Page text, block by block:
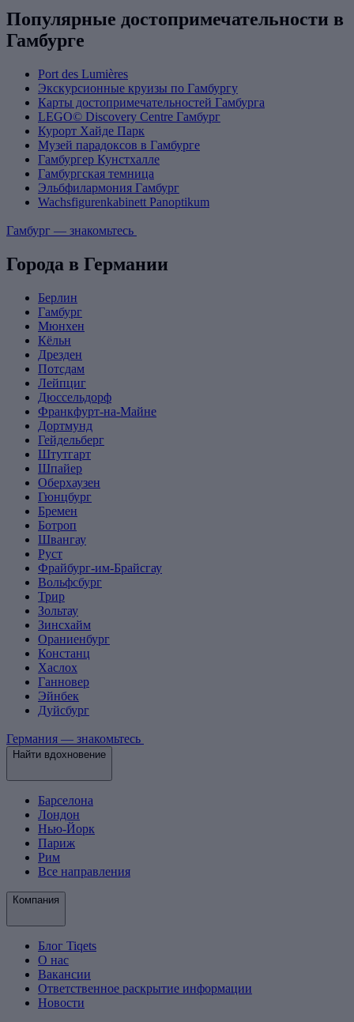
Популярные достопримечательности в
Гамбурге
Port des Lumières
Экскурсионные круизы по Гамбургу
Карты достопримечательностей Гамбурга
LEGO© Discovery Centre Гамбург
Курорт Хайде Парк
Музей парадоксов в Гамбурге
Гамбургер Кунстхалле
Гамбургская темница
Эльбфилармония Гамбург
Wachsfigurenkabinett Panoptikum
Гамбург — знакомьтесь
Города в Германии
Берлин
Гамбург
Мюнхен
Кёльн
Дрезден
Потсдам
Лейпциг
Дюссельдорф
Франкфурт-на-Майне
Дортмунд
Гейдельберг
Штутгарт
Шпайер
Оберхаузен
Гюнцбург
Бремен
Ботроп
Швангау
Руст
Фрайбург-им-Брайсгау
Вольфсбург
Трир
Зольтау
Зинсхайм
Ораниенбург
Констанц
Хаслох
Ганновер
Эйнбек
Дуйсбург
Германия — знакомьтесь
Найти вдохновение
Барселона
Лондон
Нью-Йорк
Париж
Рим
Все направления
Компания
Блог Tiqets
О нас
Вакансии
Ответственное раскрытие информации
Новости